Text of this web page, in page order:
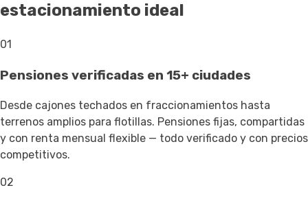
estacionamiento ideal
01
Pensiones verificadas en 15+ ciudades
Desde cajones techados en fraccionamientos hasta
terrenos amplios para flotillas. Pensiones fijas, compartidas
y con renta mensual flexible — todo verificado y con precios
competitivos.
02